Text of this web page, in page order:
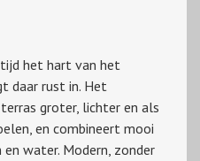
het hart van het
daar rust in. Het
groter, lichter en als
en combineert mooi
water. Modern, zonder